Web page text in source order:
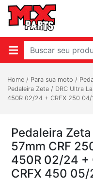
Home / Para sua moto /
Pedaleira Zeta / DRC Ultra
450R 02/24 + CRFX 250
Pedaleira
57mm CRF
450R 02/24 +
CRFX 450 05/